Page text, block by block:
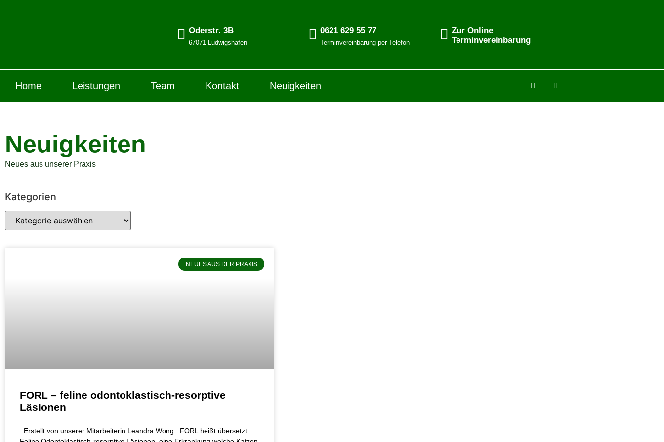
Oderstr. 3B
67071 Ludwigshafen
0621 629 55 77
Terminvereinbarung per Telefon
Zur Online
Terminvereinbarung
Home Leistungen Team Kontakt Neuigkeiten
Neuigkeiten
Neues aus unserer Praxis
Kategorien
NEUES AUS DER PRAXIS
FORL – feline odontoklastisch-resorptive
Läsionen
Erstellt von unserer Mitarbeiterin Leandra Wong FORL heißt übersetzt